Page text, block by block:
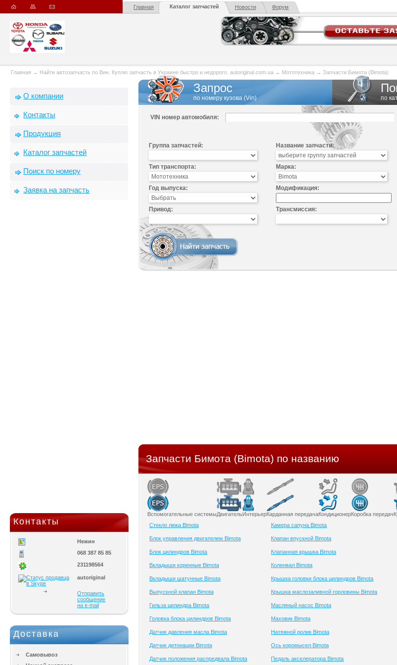
Главная Каталог запчастей Новости Форум
Главная → Найти автозапчасть по Вин. Куплю запчасть в Украине быстро и недорого. autoriginal.com.ua → Мототехника → Запчасти Бимота (Bimota)
О компании
Контакты
Продукция
Каталог запчастей
Поиск по номеру
Заявка на запчасть
Контакты
Нежин
068 387 85 85
231198564
autoriginal
Отправить
сообщение
на e-mail
Доставка
Самовывоз
Запрос
по номеру кузова (Vin) по
VIN номер автомобиля:
Группа запчастей: Название запчасти:
Тип транспорта: Марка:
Год выпуска: Модификация:
Привод: Трансмиссия:
Запчасти Бимота (Bimota) по названию
Вспомогательные системыДвигательИнтерьерКарданная передачаКондиционерКоробка передач
Cтекло люка Bimota
Блок управления двигателем Bimota
Блок цилиндров Bimota
Вкладыши коренные Bimota
Вкладыши шатунные Bimota
Выпускной клапан Bimota
Гильза цилиндра Bimota
Головка блока цилиндров Bimota
Датчик давления масла Bimota
Датчик детонации Bimota
Датчик положения распредвала Bimota
Камера сапуна Bimota
Клапан впускной Bimota
Клапанная крышка Bimota
Коленвал Bimota
Крышка головки блока цилиндров Bimota
Крышка маслозаливной горловины Bimota
Масляный насос Bimota
Маховик Bimota
Натяжной ролик Bimota
Ось коромысел Bimota
Педаль акселератора Bimota